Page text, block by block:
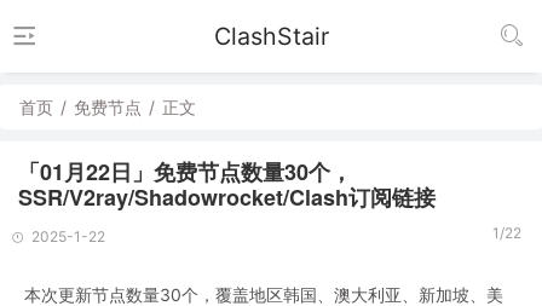
ClashStair
首页 / 免费节点 / 正文
「01月22日」免费节点数量30个，
SSR/V2ray/Shadowrocket/Clash订阅链接
2025-1-22 1/22
本次更新节点数量30个，覆盖地区韩国、澳大利亚、新加坡、美